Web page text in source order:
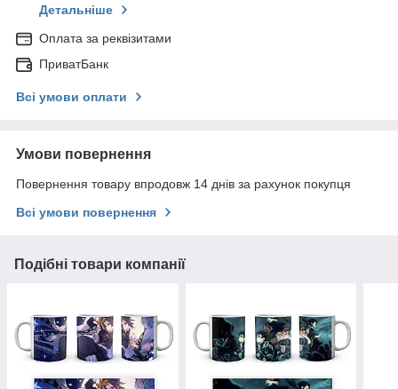
Детальніше
Оплата за реквізитами
ПриватБанк
Всі умови оплати
Умови повернення
Повернення товару впродовж 14 днів за рахунок покупця
Всі умови повернення
Подібні товари компанії